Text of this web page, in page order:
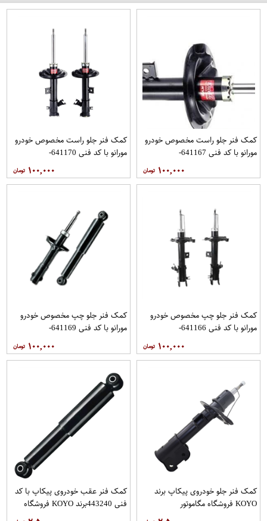
کمک فنر جلو راست مخصوص خودرو
مورانو با کد فنی 641167-
E43021AA1B برند JPC مدل 2010
فروشگاه مگاموتور
۱۰۰,۰۰۰
کمک فنر جلو راست مخصوص خودرو
مورانو با کد فنی 641170-
E2302CB10A برند JPC مدل 2008
فروشگاه مگاموتور
۱۰۰,۰۰۰
کمک فنر جلو چپ مخصوص خودرو
مورانو با کد فنی 641166-
E430311AA1B برند JPC مدل 2010
فروشگاه مگاموتور
۱۰۰,۰۰۰
کمک فنر جلو چپ مخصوص خودرو
مورانو با کد فنی 641169-
54303CA125 برند JPC مدل 2008
فروشگاه مگاموتور
۱۰۰,۰۰۰
کمک فنر جلو خودروی پیکاپ برند
KOYO فروشگاه مگاموتور
کمک فنر عقب خودروی پیکاپ با کد
فنی 443240برند KOYO فروشگاه